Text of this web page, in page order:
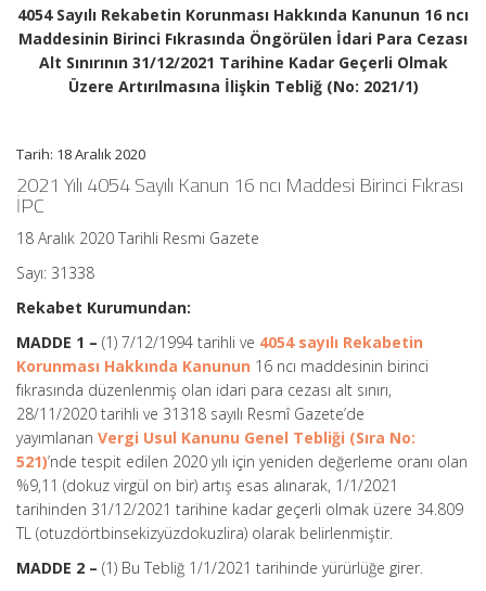
Tarihine
Kadar
Geçerli
Olmak
Üzere
(No:
2021/1)
için
4054 Sayılı Rekabetin Korunması Hakkında Kanunun 16 ncı
Maddesinin Birinci Fıkrasında Öngörülen İdari Para Cezası
Alt Sınırının 31/12/2021 Tarihine Kadar Geçerli Olmak
Üzere Artırılmasına İlişkin Tebliğ (No: 2021/1)
Tarih: 18 Aralık 2020
2021 Yılı 4054 Sayılı Kanun 16 ncı Maddesi Birinci Fıkrası
İPC
18 Aralık 2020 Tarihli Resmi Gazete
Sayı: 31338
Rekabet Kurumundan:
MADDE 1 – (1) 7/12/1994 tarihli ve 4054 sayılı Rekabetin
Korunması Hakkında Kanunun 16 ncı maddesinin birinci
fıkrasında düzenlenmiş olan idari para cezası alt sınırı,
28/11/2020 tarihli ve 31318 sayılı Resmî Gazete’de
yayımlanan Vergi Usul Kanunu Genel Tebliği (Sıra No:
521)’nde tespit edilen 2020 yılı için yeniden değerleme oranı olan
%9,11 (dokuz virgül on bir) artış esas alınarak, 1/1/2021
tarihinden 31/12/2021 tarihine kadar geçerli olmak üzere 34.809
TL (otuzdörtbinsekizyüzdokuzlira) olarak belirlenmiştir.
MADDE 2 – (1) Bu Tebliğ 1/1/2021 tarihinde yürürlüğe girer.